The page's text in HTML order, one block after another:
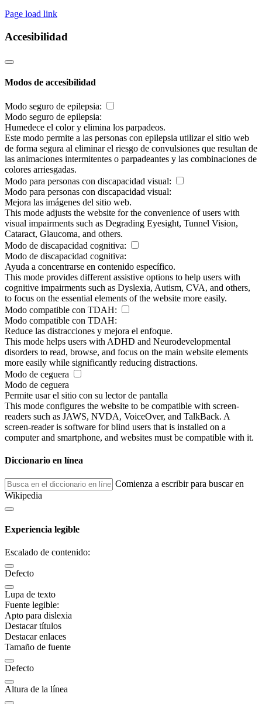
Page load link
Accesibilidad
Modos de accesibilidad
Modo seguro de epilepsia:
Modo seguro de epilepsia:
Humedece el color y elimina los parpadeos.
Este modo permite a las personas con epilepsia utilizar el sitio web
de forma segura al eliminar el riesgo de convulsiones que resultan de
las animaciones intermitentes o parpadeantes y las combinaciones de
colores arriesgadas.
Modo para personas con discapacidad visual:
Modo para personas con discapacidad visual:
Mejora las imágenes del sitio web.
This mode adjusts the website for the convenience of users with
visual impairments such as Degrading Eyesight, Tunnel Vision,
Cataract, Glaucoma, and others.
Modo de discapacidad cognitiva:
Modo de discapacidad cognitiva:
Ayuda a concentrarse en contenido específico.
This mode provides different assistive options to help users with
cognitive impairments such as Dyslexia, Autism, CVA, and others,
to focus on the essential elements of the website more easily.
Modo compatible con TDAH:
Modo compatible con TDAH:
Reduce las distracciones y mejora el enfoque.
This mode helps users with ADHD and Neurodevelopmental
disorders to read, browse, and focus on the main website elements
more easily while significantly reducing distractions.
Modo de ceguera
Modo de ceguera
Permite usar el sitio con su lector de pantalla
This mode configures the website to be compatible with screen-
readers such as JAWS, NVDA, VoiceOver, and TalkBack. A
screen-reader is software for blind users that is installed on a
computer and smartphone, and websites must be compatible with it.
Diccionario en línea
Comienza a escribir para buscar en
Wikipedia
Experiencia legible
Escalado de contenido:
Defecto
Lupa de texto
Fuente legible:
Apto para dislexia
Destacar títulos
Destacar enlaces
Tamaño de fuente
Defecto
Altura de la línea